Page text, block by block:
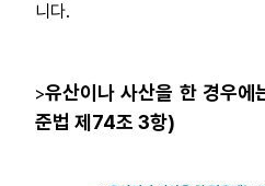
니다.
>유산이나 사산을 한 경우에
준법 제74조 3항)